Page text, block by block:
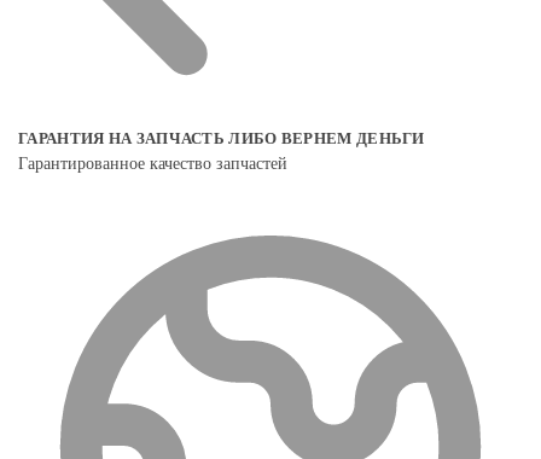
ГАРАНТИЯ НА ЗАПЧАСТЬ ЛИБО ВЕРНЕМ ДЕНЬГИ
Гарантированное качество запчастей